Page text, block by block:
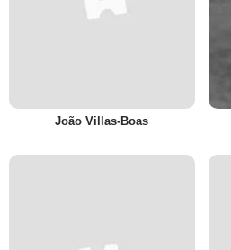
João Villas-Boas